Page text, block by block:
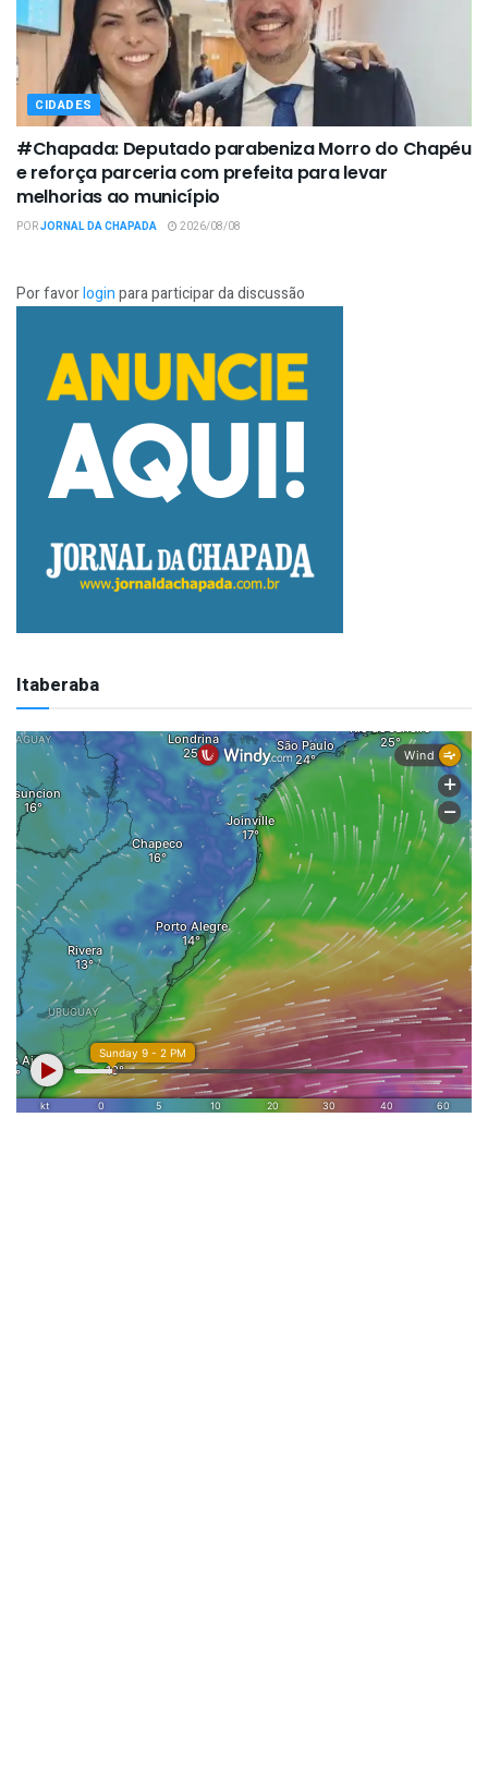
CIDADES
#Chapada: Deputado parabeniza Morro do Chapéu
e reforça parceria com prefeita para levar
melhorias ao município
PORJORNAL DA CHAPADA 2026/08/08
Por favorloginpara participar da discussão
Itaberaba